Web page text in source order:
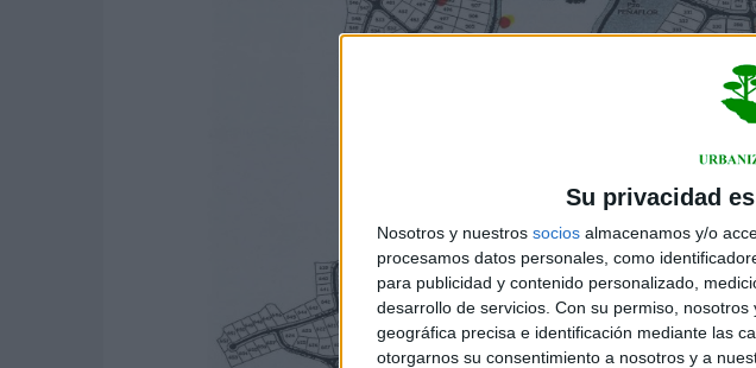
Su privacidad
Nosotros y nuestros socios almacenamos y/o
procesamos datos personales, como
para publicidad y contenido personalizado,
desarrollo de servicios. Con su permiso, nosotros
geográfica precisa e identificación mediante las
otorgarnos su consentimiento a nosotros y a